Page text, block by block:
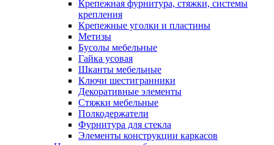
Крепежная фурнитура, стяжки, системы
крепления
Крепежные уголки и пластины
Метизы
Бусолы мебельные
Гайка усовая
Шканты мебельные
Ключи шестигранники
Декоративные элементы
Стяжки мебельные
Полкодержатели
Фурнитура для стекла
Элементы конструкции каркасов